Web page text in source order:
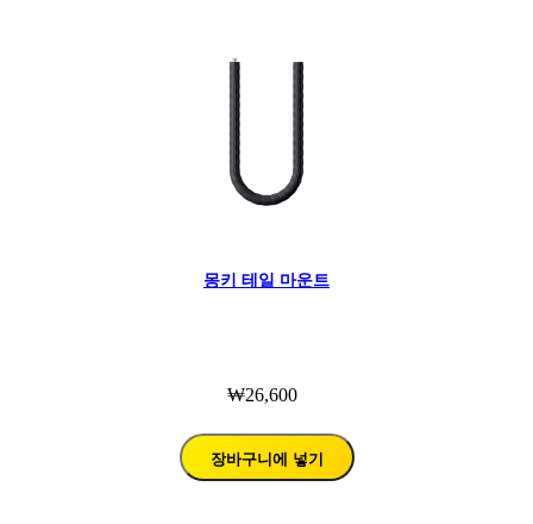
몽키 테일 마운트
₩26,600
장바구니에 넣기